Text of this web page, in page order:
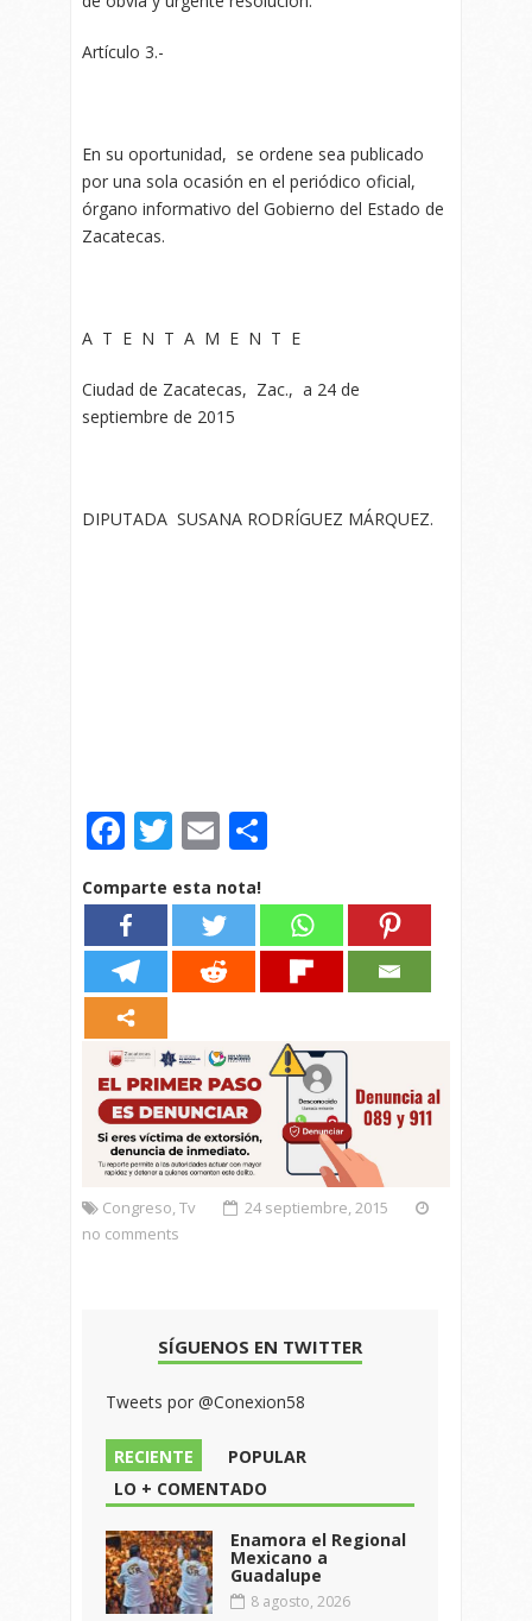
Artículo 3.-
En su oportunidad, se ordene sea publicado
por una sola ocasión en el periódico oficial,
órgano informativo del Gobierno del Estado de
Zacatecas.
A T E N T A M E N T E
Ciudad de Zacatecas, Zac., a 24 de
septiembre de 2015
DIPUTADA SUSANA RODRÍGUEZ MÁRQUEZ.
Facebook
Twitter
Email
Comparte esta nota!
Congreso,Tv
24 septiembre, 2015
no comments
SÍGUENOS EN TWITTER
Tweets por @Conexion58
RECIENTE
POPULAR
LO + COMENTADO
Enamora el Regional
Mexicano a
Guadalupe
8 agosto, 2026